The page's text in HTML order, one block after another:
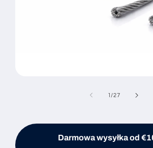
1 /z
27
Darmowa wysyłka od